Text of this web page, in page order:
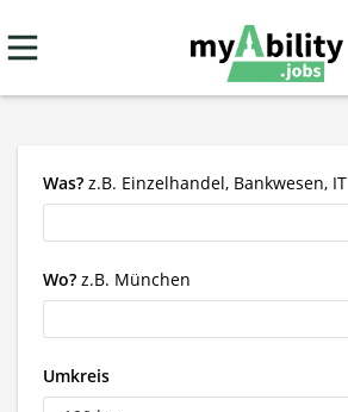
Was? z.B. Einzelhandel, Bankwesen, IT
Wo? z.B. München
Umkreis